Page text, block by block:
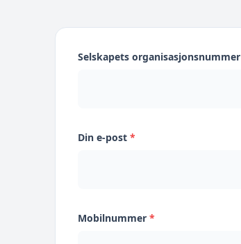
Selskapets organisasjonsnummer
Din e-post *
Mobilnummer *